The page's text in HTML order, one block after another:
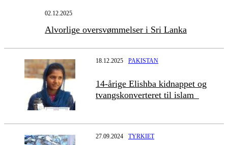
02.12.2025
Alvorlige oversvømmelser i Sri Lanka
18.12.2025 PAKISTAN
14-årige Elishba kidnappet og
tvangskonverteret til islam
27.09.2024 TYRKIET